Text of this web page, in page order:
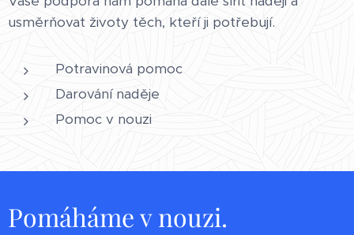
usměrňovat životy těch, kteří ji potřebují.
Potravinová pomoc
Darování naděje
Pomoc v nouzi
Pomáháme v nouzi.